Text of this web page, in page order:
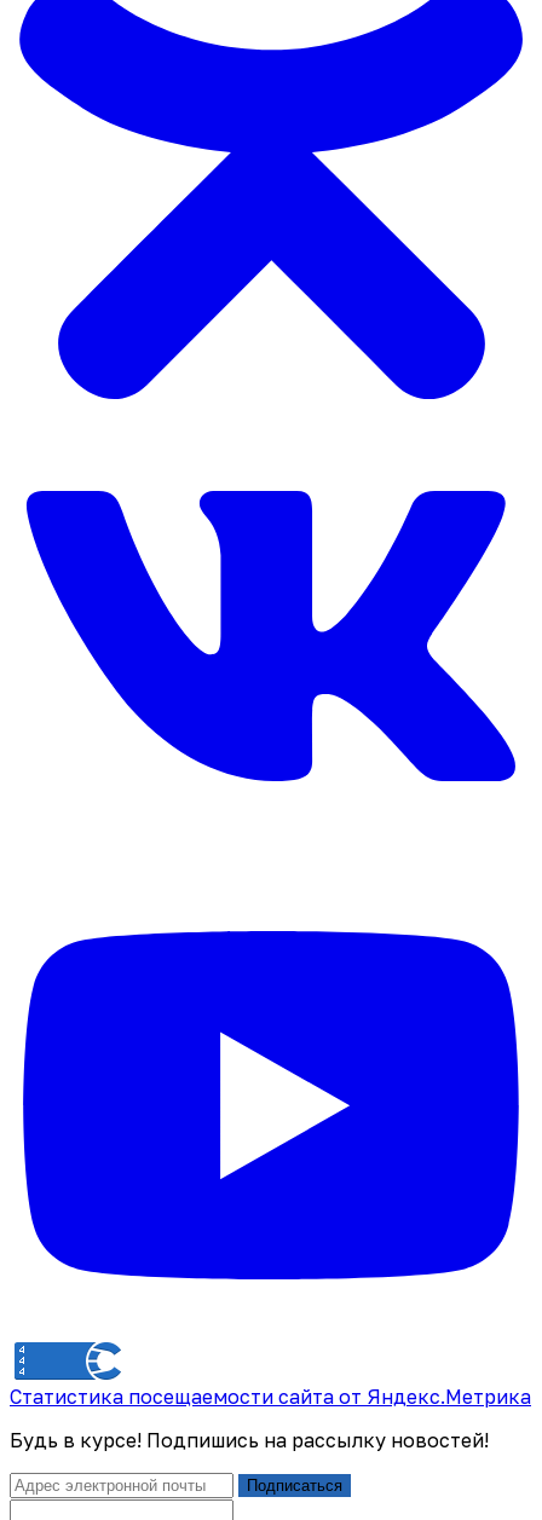
Статистика посещаемости сайта от Яндекс.Метрика
Будь в курсе! Подпишись на рассылку новостей!
Подписаться